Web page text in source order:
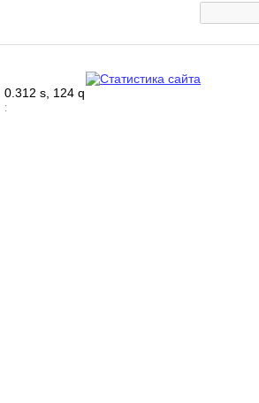
0.312 s, 124 q
: